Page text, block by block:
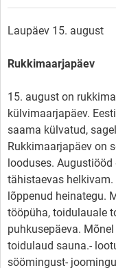
Laupäev 15. august
Rukkimaarjapäev
15. august on
külvimaarjapäev.
saama külvatud,
Rukkimaarjapäev on
looduses.
tähistaevas
lõppenud heinategu.
tööpüha, toidulauale
puhkusepäeva.
toidulaud sauna.-
söömingust-